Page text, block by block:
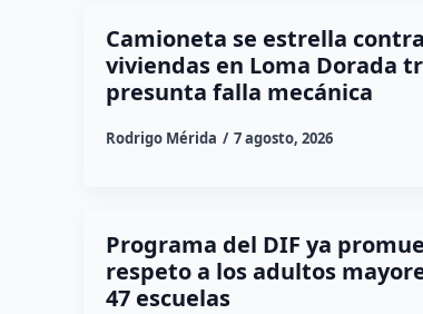
Camioneta se estrella
viviendas en Loma Dorada
presunta falla mecánica
Rodrigo Mérida 7 agosto, 2026
Programa del DIF ya
respeto a los adultos
47 escuelas